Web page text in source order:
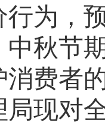
行为，
中秋节
消费者
局现对